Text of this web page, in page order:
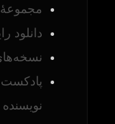
مجموعهٔ
دانلود
نویسنده